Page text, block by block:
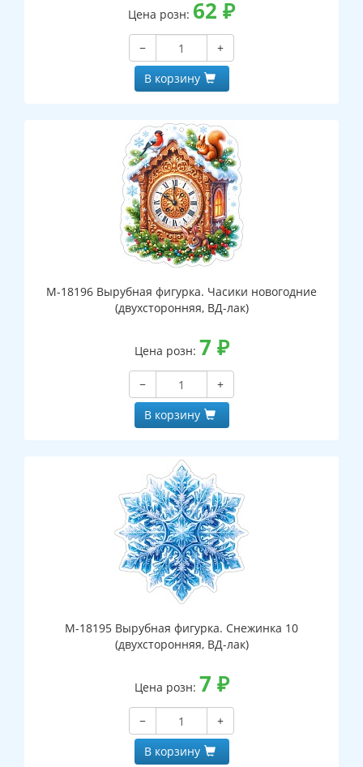
Цена розн: 62 ₽
−
+
В корзину
М-18196 Вырубная фигурка. Часики новогодние
(двухсторонняя, ВД-лак)
Цена розн: 7 ₽
−
+
В корзину
М-18195 Вырубная фигурка. Снежинка 10
(двухсторонняя, ВД-лак)
Цена розн: 7 ₽
−
+
В корзину